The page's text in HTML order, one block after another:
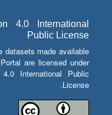
4.0 International
Public License
datasets made available
are licensed under
International Public
License.